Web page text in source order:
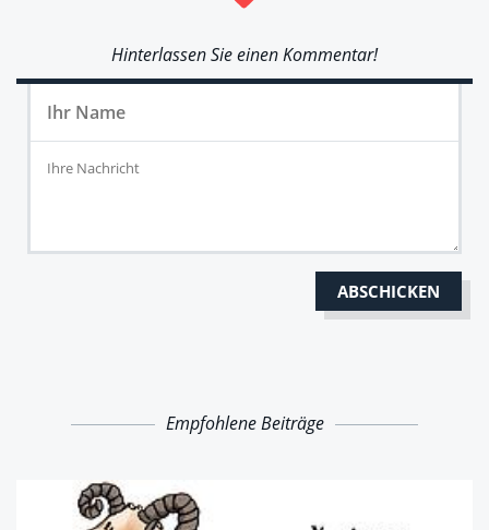
Hinterlassen Sie einen Kommentar!
Empfohlene Beiträge